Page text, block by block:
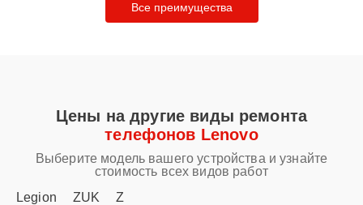
Все преимущества
Цены на другие виды ремонта
телефонов Lenovo
Выберите модель вашего устройства и узнайте
стоимость всех видов работ
Legion
ZUK Z